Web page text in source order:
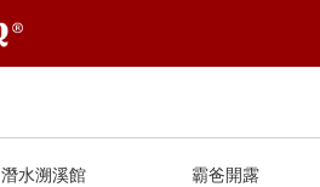
潛水溯溪館 霸爸開露